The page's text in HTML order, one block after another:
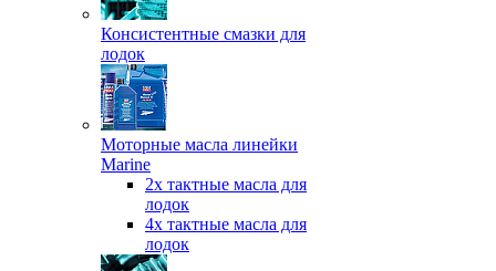
Консистентные смазки для
лодок
Моторные масла линейки
Marine
2х тактные масла для
лодок
4х тактные масла для
лодок